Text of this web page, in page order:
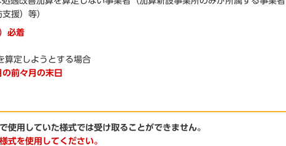
援）等）
必着
定しようとする場合
前々月の末日
使用していた様式では受け取ることができません。
を使用してください。